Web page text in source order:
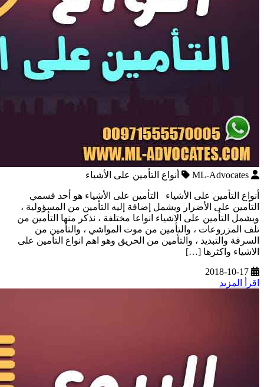
ML-Advocates أنواع التأمين على الأشياء
أنواع التأمين على الأشياء التأمين على الأشياء هو أحد قسمي
التأمين على الأضرار ويشمل إضافة إليه التأمين من المسؤولية ،
ويشمل التأمين على الاشياء انواعا مختلفة ، نذكر منها التأمين من
تلف المزروعات ، والتأمين من موت المواشي ، والتأمين من
السرقة والتبديد ، والتأمين من الحريق وهو اهم انواع التأمين على
الاشياء واكثرها […]
2018-10-17
اقرأ المزيد